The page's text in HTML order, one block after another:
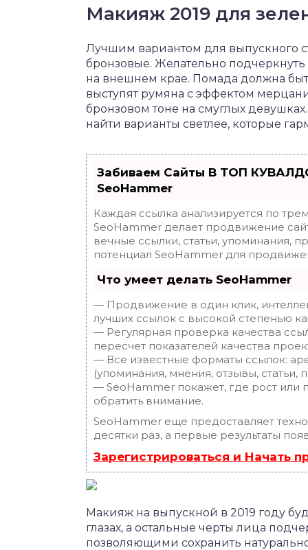
Макияж 2019 для
Лучшим вариантом для выпускного
бронзовые. Желательно
на внешнем крае. Помада должна
выступят румяна с эффектом
бронзовом тоне на смуглых
найти варианты светлее, которые
Забиваем Сайты В ТОП
SeoHammer
Каждая ссылка анализируется по
SeoHammer делает продвижение
вечные ссылки, статьи, упоминания,
потенциал SeoHammer для
Что умеет делать SeoHammer
— Продвижение в один клик,
лучших ссылок с высокой степенью
— Регулярная проверка качества
пересчет показателей качества
— Все известные форматы ссылок:
(упоминания, мнения, отзывы, статьи,
— SeoHammer покажет, где рост или
обратить внимание.
SeoHammer еще предоставляет
десятки раз, а первые результаты
Зарегистрироваться и Начать
Макияж на выпускной в 2019 году
глазах, а остальные черты лица
позволяющими сохранить